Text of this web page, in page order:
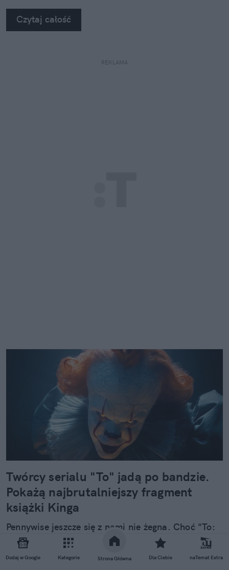
Dodaj w Google Kategorie Strona Główna Dla Ciebie naTemat Extra
Czytaj całość
REKLAMA
Twórcy serialu "To" jadą po bandzie.
Pokażą najbrutalniejszy fragment
książki Kinga
Pennywise jeszcze się z nami nie żegna. Choć "To:
Witajcie w Derry" zadebiutowało na HBO Max
dopiero kilka miesięcy temu, twórcy już pracują
nad drugim sezonem. Jak zdradził jeden z twórców,